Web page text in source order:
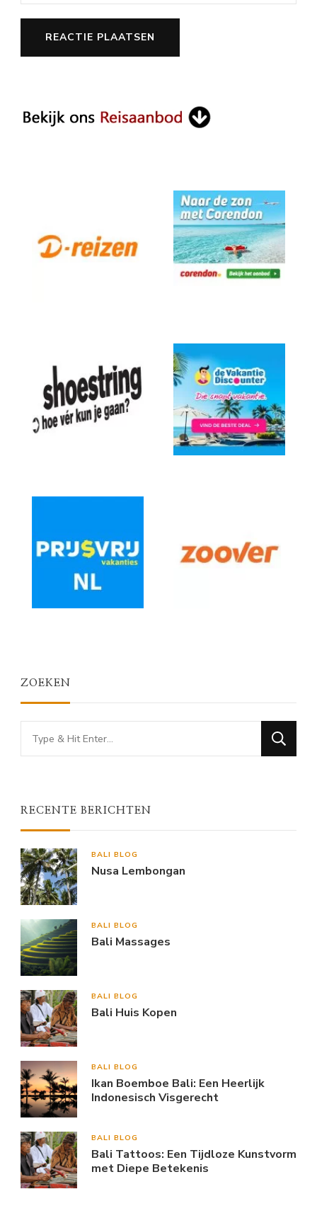
ZOEKEN
Looking
for
RECENTE BERICHTEN
BALI BLOG
Nusa Lembongan
BALI BLOG
Bali Massages
BALI BLOG
Bali Huis Kopen
BALI BLOG
Ikan Boemboe Bali: Een Heerlijk
Indonesisch Visgerecht
BALI BLOG
Bali Tattoos: Een Tijdloze Kunstvorm
met Diepe Betekenis